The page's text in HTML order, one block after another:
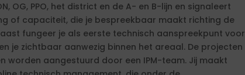
OG, PPO, het district en de A- en B-lijn en signaleert
of capaciteit, die je bespreekbaar maakt richting de
fungeer je als eerste technisch aanspreekpunt voor
je zichtbaar aanwezig binnen het areaal. De projecten
worden aangestuurd door een IPM-team. Jij maakt